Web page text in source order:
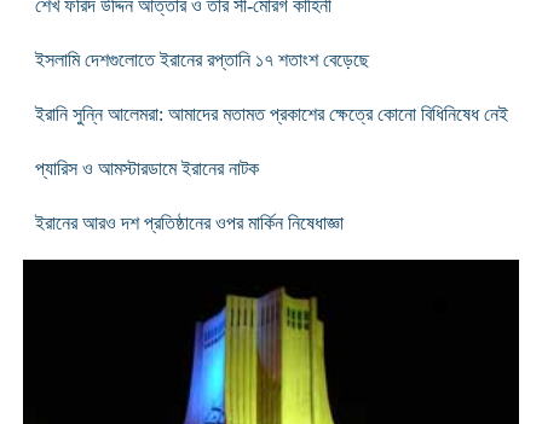
শেখ ফরিদ উদ্দিন আত্তার ও তাঁর সী-মোরগ কাহিনী
ইসলামি দেশগুলোতে ইরানের রপ্তানি ১৭ শতাংশ বেড়েছে
ইরানি সুন্নি আলেমরা: আমাদের মতামত প্রকাশের ক্ষেত্রে কোনো বিধিনিষেধ নেই
প্যারিস ও আমস্টারডামে ইরানের নাটক
ইরানের আরও দশ প্রতিষ্ঠানের ওপর মার্কিন নিষেধাজ্ঞা